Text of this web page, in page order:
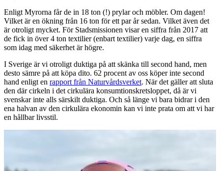
Enligt Myrorna får de in 18 ton (!) prylar och möbler. Om dagen!
Vilket är en ökning från 16 ton för ett par år sedan. Vilket även det
är otroligt mycket. För Stadsmissionen visar en siffra från 2017 att
de fick in över 4 ton textilier (enbart textilier) varje dag, en siffra
som idag med säkerhet är högre.
I Sverige är vi otroligt duktiga på att skänka till second hand, men
desto sämre på att köpa dito. 62 procent av oss köper inte second
hand enligt en rapport från Naturvårdsverket. När det gäller att sluta
den där cirkeln i det cirkulära konsumtionskretsloppet, då är vi
svenskar inte alls särskilt duktiga. Och så länge vi bara bidrar i den
ena halvan av den cirkulära ekonomin kan vi inte prata om att vi har
en hållbar livsstil.